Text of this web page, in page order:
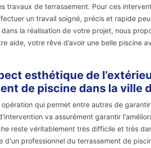
travaux de terrassement. Pour ces
un travail soigné, précis et rapide
la réalisation de votre projet, nous
aide, votre rêve d’avoir une belle piscine
esthétique de
de piscine dans la ville
qui permet entre autres de
va assurément garantir
reste véritablement très difficile et très
professionnel du terrassement de